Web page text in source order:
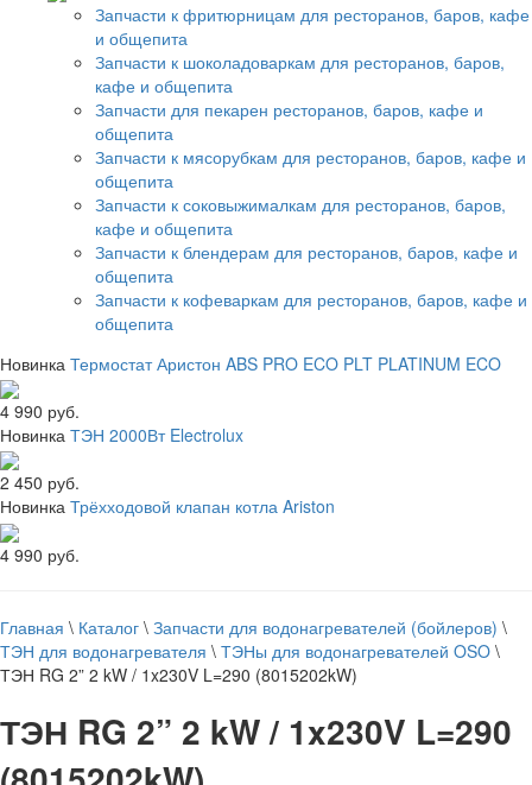
Запчасти к фритюрницам для ресторанов, баров, кафе
и общепита
Запчасти к шоколадоваркам для ресторанов, баров,
кафе и общепита
Запчасти для пекарен ресторанов, баров, кафе и
общепита
Запчасти к мясорубкам для ресторанов, баров, кафе и
общепита
Запчасти к соковыжималкам для ресторанов, баров,
кафе и общепита
Запчасти к блендерам для ресторанов, баров, кафе и
общепита
Запчасти к кофеваркам для ресторанов, баров, кафе и
общепита
Новинка Термостат Аристон ABS PRO ECO PLT PLATINUM ECO
4 990 руб.
Новинка ТЭН 2000Вт Electrolux
2 450 руб.
Новинка Трёхходовой клапан котла Ariston
4 990 руб.
Главная \ Каталог \ Запчасти для водонагревателей (бойлеров) \
ТЭН для водонагревателя \ ТЭНы для водонагревателей OSO \
ТЭН RG 2” 2 kW / 1x230V L=290 (8015202kW)
ТЭН RG 2” 2 kW / 1x230V L=290